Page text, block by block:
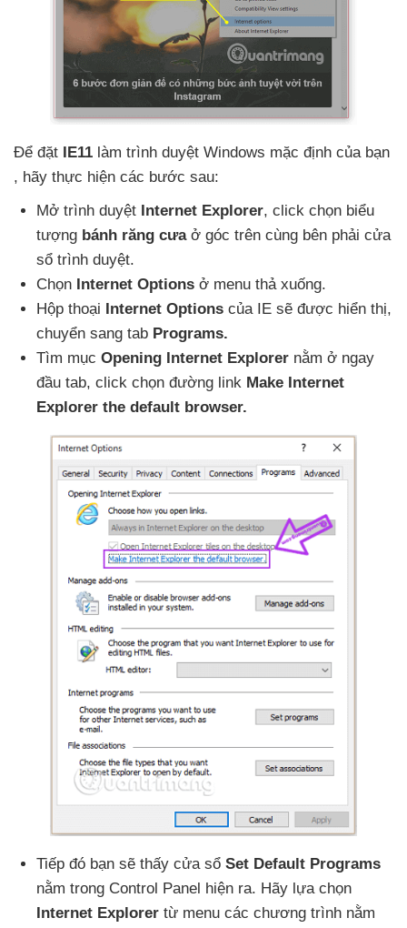
Để đặt IE11 làm trình duyệt Windows mặc định của bạn
, hãy thực hiện các bước sau:
Mở trình duyệt Internet Explorer, click chọn biểu
tượng bánh răng cưaở góc trên cùng bên phải cửa
sổ trình duyệt.
Chọn Internet Options ở menu thả xuống.
Hộp thoại Internet Options của IE sẽ được hiển thị,
chuyển sang tab Programs.
Tìm mục Opening Internet Explorer nằm ở ngay
đầu tab, click chọn đường link Make Internet
Explorer the default browser.
Tiếp đó bạn sẽ thấy cửa sổ Set Default Programs
nằm trong Control Panel hiện ra. Hãy lựa chọn
Internet Explorer từ menu các chương trình nằm